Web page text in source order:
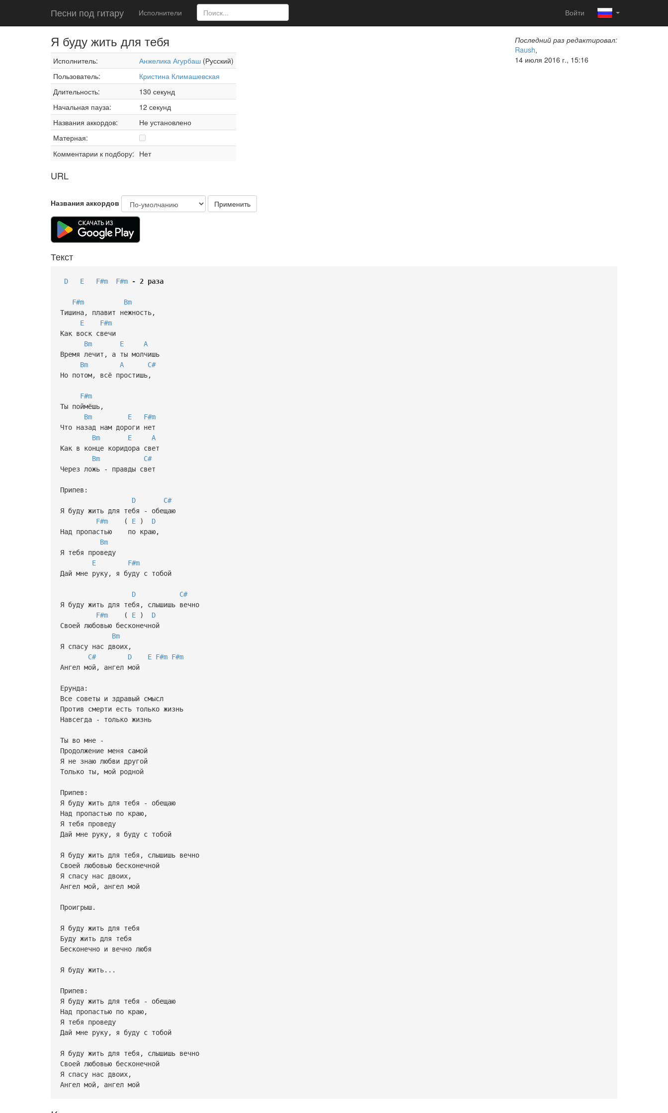
Песни под гитару Исполнители Войти
Я буду жить для тебя
Исполнитель: Анжелика Агурбаш (Русский)
Пользователь:
Кристина Климашевская
Длительность:
130 секунд
Начальная пауза:
12 секунд
Названия аккордов:
Не установлено
Матерная:
Комментарии к подбору: Нет
URL
Последний раз редактировал:
Raush,
14 июля 2016 г., 15:16
Названия аккордов Применить
Текст
D E F#m F#m - 2 раза
F#m
Bm
Тишина, плавит нежность,
E
F#m
Как воск свечи
Bm
E
A
Время лечит, а ты молчишь
Bm
A
C#
Но потом, всё простишь,
F#m
Ты поймёшь,
Bm
E
F#m
Что назад нам дороги нет
Bm
E
A
Как в конце коридора свет
Bm
C#
Через ложь - правды свет
Припев:
D
C#
Я буду жить для тебя - обещаю
F#m( E) D
Над пропастью по краю,
Bm
Я тебя проведу
E
F#m
Дай мне руку, я буду с тобой
D
C#
Я буду жить для тебя, слышишь вечно
F#m( E) D
Своей любовью бесконечной
Bm
Я спасу нас двоих,
C#
D E F#m F#m
Ангел мой, ангел мой
Ерунда:
Все советы и здравый смысл
Против смерти есть только жизнь
Навсегда - только жизнь
Ты во мне -
Продолжение меня самой
Я не знаю любви другой
Только ты, мой родной
Припев:
Я буду жить для тебя - обещаю
Над пропастью по краю,
Я тебя проведу
Дай мне руку, я буду с тобой
Я буду жить для тебя, слышишь вечно
Своей любовью бесконечной
Я спасу нас двоих,
Ангел мой, ангел мой
Проигрыш.
Я буду жить для тебя
Буду жить для тебя
Бесконечно и вечно любя
Я буду жить...
Припев:
Я буду жить для тебя - обещаю
Над пропастью по краю,
Я тебя проведу
Дай мне руку, я буду с тобой
Я буду жить для тебя, слышишь вечно
Своей любовью бесконечной
Я спасу нас двоих,
Ангел мой, ангел мой